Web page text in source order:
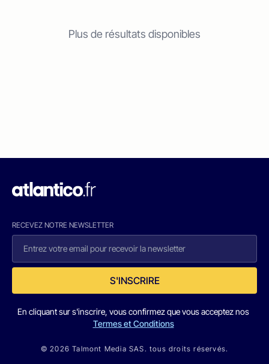
Plus de résultats disponibles
RECEVEZ NOTRE NEWSLETTER
S'INSCRIRE
En cliquant sur s'inscrire, vous confirmez que vous acceptez nos
Termes et Conditions
© 2026 Talmont Media SAS. tous droits réservés.